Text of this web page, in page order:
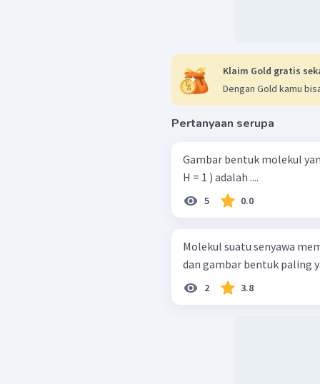
Klaim Gold gratis
Dengan Gold kamu
Pertanyaan serupa
Gambar bentuk molekul
H = 1 ) adalah ....
5 0.0
Molekul suatu senyawa
dan gambar bentuk paling
2 3.8